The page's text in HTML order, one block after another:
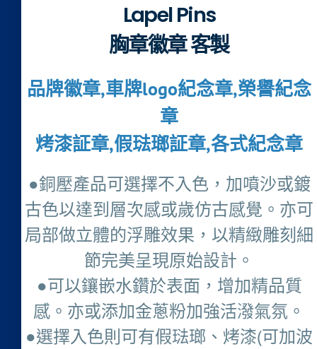
Lapel Pins
胸章徽章 客製
品牌徽章,車牌logo紀念章,榮譽紀念
章
烤漆証章,假琺瑯証章,各式紀念章
●銅壓產品可選擇不入色，加噴沙或鍍
古色以達到層次感或歲仿古感覺。亦可
局部做立體的浮雕效果，以精緻雕刻細
節完美呈現原始設計。
●可以鑲嵌水鑽於表面，增加精品質
感。亦或添加金蔥粉加強活潑氣氛。
●選擇入色則可有假琺瑯、烤漆(可加波